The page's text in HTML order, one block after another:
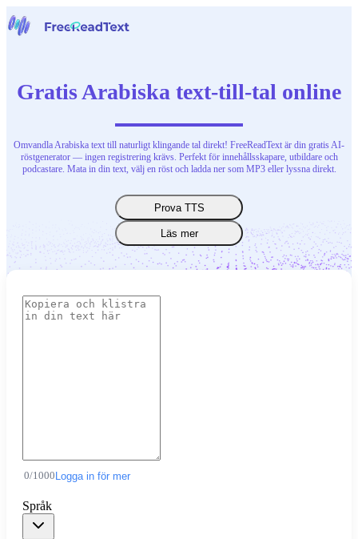
Verktyg
Kontakta oss
Gratis Arabiska text-till-tal online
Omvandla Arabiska text till naturligt klingande tal direkt! FreeReadText är din gratis AI-
röstgenerator — ingen registrering krävs. Perfekt för innehållsskapare, utbildare och
podcastare. Mata in din text, välj en röst och ladda ner som MP3 eller lyssna direkt.
Prova TTS
Läs mer
0/1000 Logga in för mer
Språk